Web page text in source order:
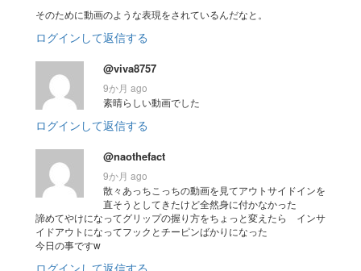
そのために動画のような表現をされているんだなと。
ログインして返信する
@viva8757
9か月 ago
素晴らしい動画でした
ログインして返信する
@naothefact
9か月 ago
散々あっちこっちの動画を見てアウトサイドインを
直そうとしてきたけど全然身に付かなかった
諦めてやけになってグリップの握り方をちょっと変えたら インサ
イドアウトになってフックとチーピンばかりになった
今日の事ですw
ログインして返信する